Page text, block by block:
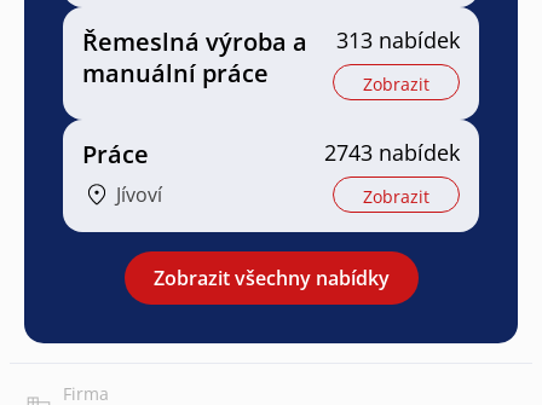
Řemeslná výroba a
manuální práce
313 nabídek
Zobrazit
Práce
Jívoví
2743 nabídek
Zobrazit
Zobrazit všechny nabídky
Firma